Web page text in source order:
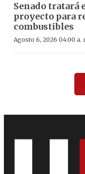
Senado tratará
proyecto para
combustibles
Agosto 6, 2026 04:00 a.